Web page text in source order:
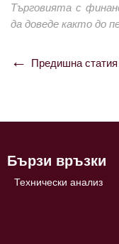
Търговията с
да доведе както до
Навигация
Предишна статия
Бързи връзки
Технически анализ